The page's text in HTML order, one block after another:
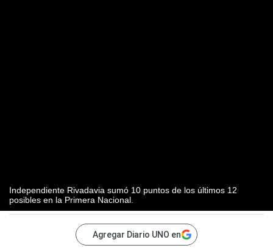
Independiente Rivadavia sumó 10 puntos de los últimos 12
posibles en la Primera Nacional.
Agregar Diario UNO en